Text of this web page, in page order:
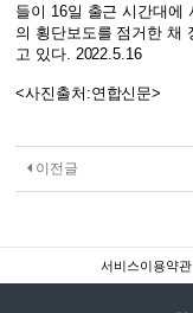
들이 16일 출근 시간대에
의 횡단보도를 점거한 채
고 있다. 2022.5.16
<사진출처:연합신문>
이전글
서비스이용약관